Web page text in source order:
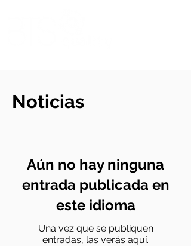
Noticias
Aún no hay ninguna
entrada publicada en
este idioma
Una vez que se publiquen
entradas, las verás aquí.